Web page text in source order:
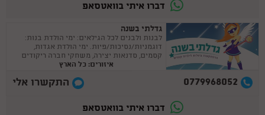
דברו איתי בוואטסאפ
גדלתי בשנה
לבנות ולבנים לכל הגילאים: ימי הולדת בנות:
דוגמניות/נסיכות/פיות. ימי הולדת אגדות,
קסמים, סדנאות יצירה, משחקי חברה ריקודים
ומשימות, חיות, ועוד הפתעות :)
איזורים: כל הארץ
0779968052 התקשרו אלי
דברו איתי בוואטסאפ